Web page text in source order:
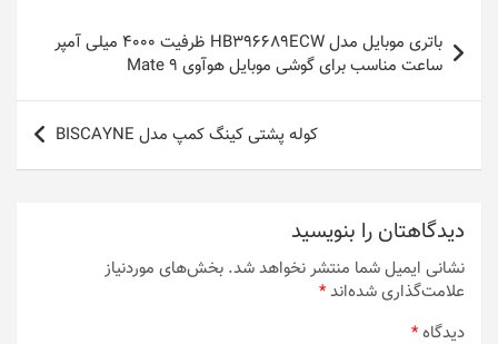
راهبری
نوشته
باتری موبایل مدل HB396689ECW ظرفیت 4000 میلی آمپر
ساعت مناسب برای گوشی موبایل هوآوی Mate 9
کوله پشتی کینگ کمپ مدل BISCAYNE
دیدگاهتان را بنویسید
نشانی ایمیل شما منتشر نخواهد شد.بخش‌های موردنیاز
علامت‌گذاری شده‌اند*
دیدگاه*